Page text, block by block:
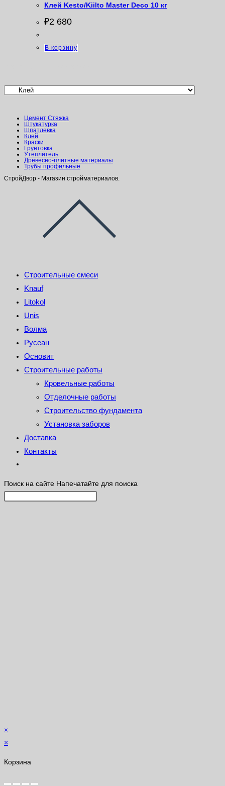
Клей Kesto/Kiilto Master Deco 10 кг
₽2 680
В корзину
Цемент Стяжка
Штукатурка
Шпатлевка
Клей
Краски
Грунтовка
Утеплитель
Древесно-плитные материалы
Трубы профильные
СтройДвор - Магазин стройматериалов.
Строительные смеси
Knauf
Litokol
Unis
Волма
Русеан
Основит
Строительные работы
Кровельные работы
Отделочные работы
Строительство фундамента
Установка заборов
Доставка
Контакты
Поиск на сайте Напечатайте для поиска
×
×
Корзина